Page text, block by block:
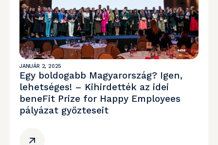
JANUÁR 2, 2025
Egy boldogabb Magyarország? Igen,
lehetséges! – Kihirdették az idei
beneFit Prize for Happy Employees
pályázat győzteseit